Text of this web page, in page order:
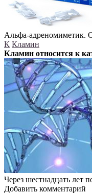
Альфа-адреномиметик.
К Кламин
Кламин относится к
Через шестнадцать лет
Добавить комментарий